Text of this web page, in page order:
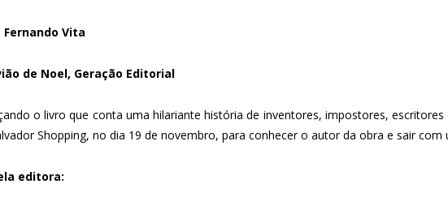
Vita
de Noel, Geração Editorial
o livro que conta uma hilariante história de inventores, impostores,
Shopping, no dia 19 de novembro, para conhecer o autor da obra e sair com
editora: